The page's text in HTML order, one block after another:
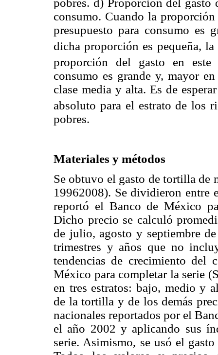
pobres. d) Proporción del gasto
consumo. Cuando la
presupuesto para consumo es
dicha proporción es pequeña, la
proporción del gasto en este
consumo es grande y, mayor
clase media y alta. Es de
absoluto para el estrato de los
pobres.
Materiales y métodos
Se obtuvo el gasto de tortilla de
19962008). Se dividieron entre
reportó el Banco de México
Dicho precio se calculó
de julio, agosto y septiembre
trimestres y años que no
tendencias de crecimiento del
México para completar la serie
en tres estratos: bajo, medio y
de la tortilla y de los demás
nacionales reportados por el
el año 2002 y aplicando sus
serie. Asimismo, se usó el